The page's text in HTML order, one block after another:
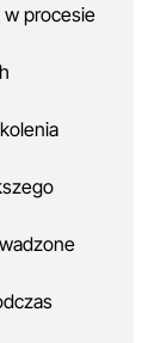
w procesie